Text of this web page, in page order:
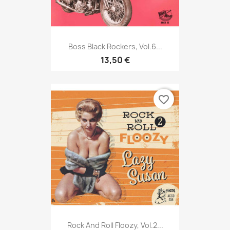
Boss Black Rockers, Vol.6...
13,50 €
Rock And Roll Floozy, Vol.2...
favorite_border